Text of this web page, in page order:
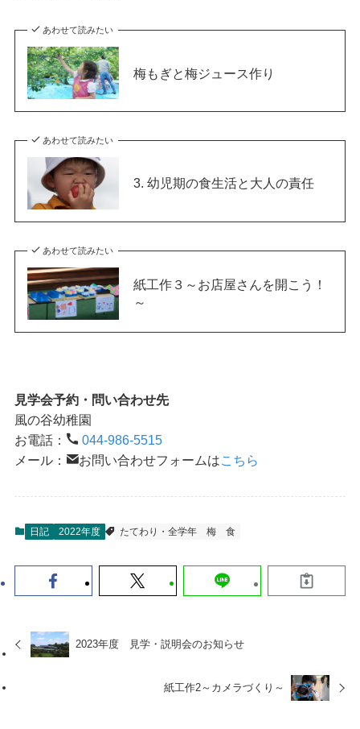
あわせて読みたい
梅もぎと梅ジュース作り
あわせて読みたい
3. 幼児期の食生活と大人の責任
あわせて読みたい
紙工作３～お店屋さんを開こう！
～
見学会予約・問い合わせ先
風の谷幼稚園
お電話：
044-986-5515
メール：
お問い合わせフォームはこちら
日記 2022年度 たてわり・全学年 梅 食
2023年度 見学・説明会のお知らせ
紙工作2～カメラづくり～